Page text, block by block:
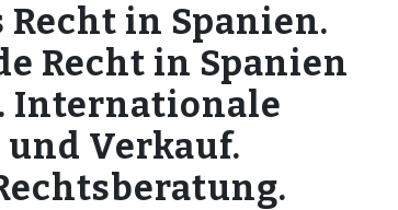
in Spanien.
Recht in Spanien
Internationale
Verkauf.